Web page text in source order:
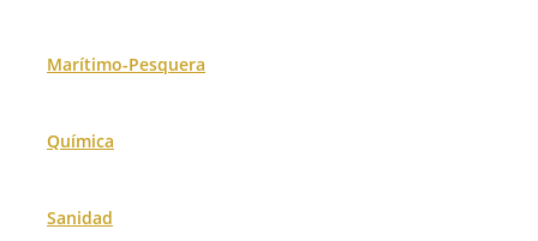
Marítimo-Pesquera
Química
Sanidad